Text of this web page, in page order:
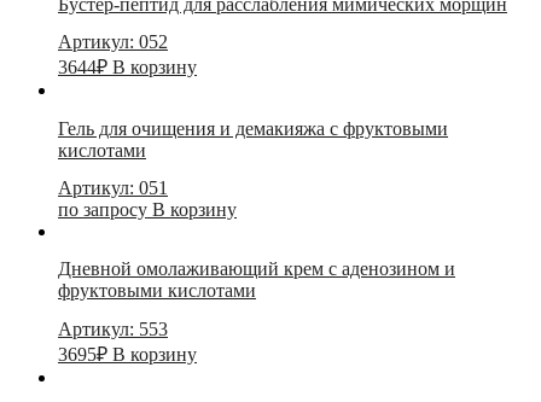
Бустер-пептид для расслабления мимических морщин
Артикул: 052
3644₽ В корзину
Гель для очищения и демакияжа с фруктовыми
кислотами
Артикул: 051
по запросу В корзину
Дневной омолаживающий крем с аденозином и
фруктовыми кислотами
Артикул: 553
3695₽ В корзину